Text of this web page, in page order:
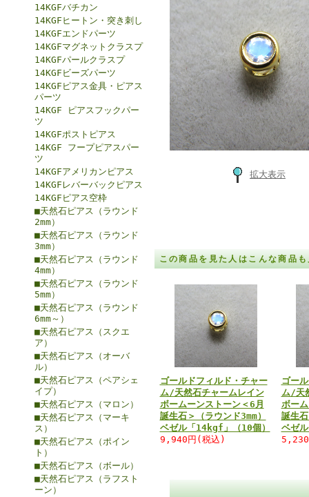
14KGFバチカン
14KGFヒートン・突き刺し
14KGFエンドパーツ
14KGFマグネットクラスプ
14KGFパールクラスプ
14KGFビーズパーツ
14KGFピアス金具・ピアス
パーツ
14KGF ピアスフックパー
ツ
14KGFポストピアス
14KGF フープピアスパー
ツ
14KGFアメリカンピアス
14KGFレバーバックピアス
14KGFピアス空枠
■天然石ピアス（ラウンド
2mm）
■天然石ピアス（ラウンド
3mm）
■天然石ピアス（ラウンド
4mm）
■天然石ピアス（ラウンド
5mm）
■天然石ピアス（ラウンド
6mm～）
■天然石ピアス（スクエ
ア）
■天然石ピアス（オーバ
ル）
■天然石ピアス（ペアシェ
イプ）
■天然石ピアス（マロン）
■天然石ピアス（マーキ
ス）
■天然石ピアス（ポイン
ト）
■天然石ピアス（ボール）
■天然石ピアス（ラフスト
ーン）
拡大表示
この商品を見た人はこんな商品
ゴールドフィルド・チャー
ム/天然石チャームレイン
ボームーンストーン＜6月
誕生石＞（ラウンド3mm）
ベゼル「14kgf」（10個）
9,940円(税込)
ゴー
ム/天
ボー
誕生
ベゼ